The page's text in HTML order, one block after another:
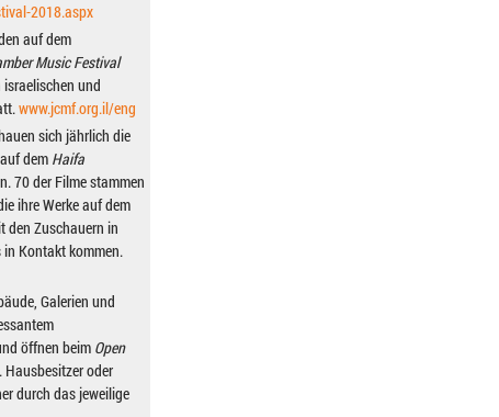
2018.aspx
auf dem
Music Festival
und
www.jcmf.org.il/eng
sich jährlich die
dem Haifa
70 der Filme stammen
ihre Werke auf dem
den Zuschauern in
Kontakt kommen.
Galerien und
öffnen beim Open
Hausbesitzer oder
durch das jeweilige